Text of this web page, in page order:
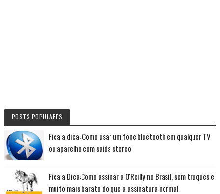
POSTS POPULARES
Fica a dica: Como usar um fone bluetooth em qualquer TV
ou aparelho com saída stereo
Fica a Dica:Como assinar a O'Reilly no Brasil, sem truques e
muito mais barato do que a assinatura normal